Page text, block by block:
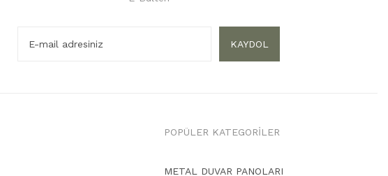
KAYDOL
POPÜLER KATEGORİLER
METAL DUVAR PANOLARI